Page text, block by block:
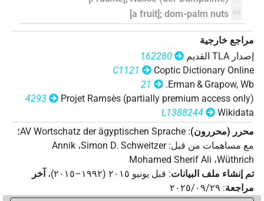
EN
[a fruit]; dom-palm nuts
مراجع خارجية
إصدار‏ ‏TLA‏ القديم
162280
Coptic Dictionary Online
C1121
Erman & Grapow, Wb.
21
Projet Ramsès (partially premium access only)
4293
Wikidata
L1388244
محرر (محررون):
AV Wortschatz der ägyptischen Sprache؛
مع مساهمات من قبل:
Simon D. Schweitzer، Annik
Wüthrich، Mohamed Sherif Ali
تم إنشاء ملف البيانات: قبل يونيو ۲۰۱٥ (۱۹۹۲–۲۰۱٥) ، آخر
مراجعة: ٢٠٢٥/٠٩/٢٩